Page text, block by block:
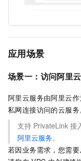
应用场景
场景一：访问阿里
阿里云服务由阿里云
私网连接访问的云服务
支持 PrivateLink 接
阿里云服务。
若因业务需求，您需要